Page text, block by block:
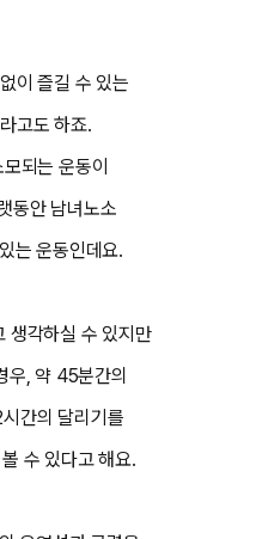
이 즐길 수 있는
고도 하죠.
되는 운동이
동안 남녀노소
는 운동인데요.
생각하실 수 있지만
우, 약 45분간의
간의 달리기를
수 있다고 해요.